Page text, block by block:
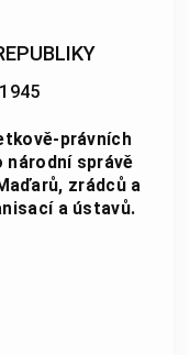
právních
národní správě
zrádců a
a ústavů.